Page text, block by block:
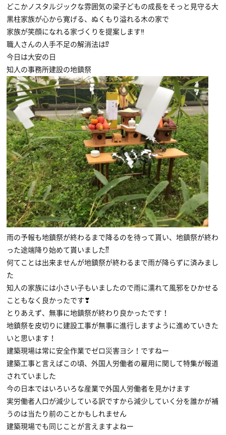
どこかノスタルジックな雰囲気の梁子どもの成長をそっと見守る大
黒柱家族が心から寛げる、ぬくもり溢れる木の家で
家族が笑顔になれる家づくりを提案します‼
職人さんの人手不足の解消法は⁉
今日は大安の日
知人の事務所建設の地鎮祭
雨の予報も地鎮祭が終わるまで降るのを待って貰い、地鎮祭が終わ
った途端降り始めて貰いました⁇
何てことは出来ませんが地鎮祭が終わるまで雨が降らずに済みまし
た
知人の家族には小さい子もいましたので雨に濡れて風邪をひかせる
こともなく良かったです❣
とりあえず、無事に地鎮祭が終わり良かったです！
地鎮祭を皮切りに建設工事が無事に進行しますように進めていきた
いと思います！
建築現場は常に安全作業でゼロ災害ヨシ！ですねー
建築工事と言えばこの頃、外国人労働者の雇用に関して特集が報道
されていました
今の日本ではいろいろな産業で外国人労働者を見かけます
実労働者人口が減少している訳ですから減少していく分を誰かが補
うのは当たり前のことかもしれません
建築現場でも同じことが言えますよねー